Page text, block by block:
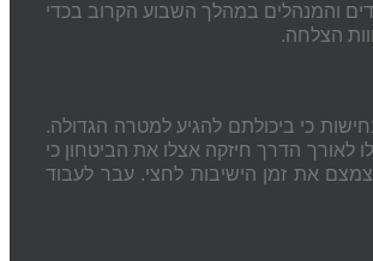
והמנהלים במהלך השבוע הקרוב בכדי
הצלחה.
כי ביכולתם להגיע למטרה הגדולה.
הדרך חיזקה אצלו את הביטחון כי
את זמן הישיבות לחצי. עבר לעבוד